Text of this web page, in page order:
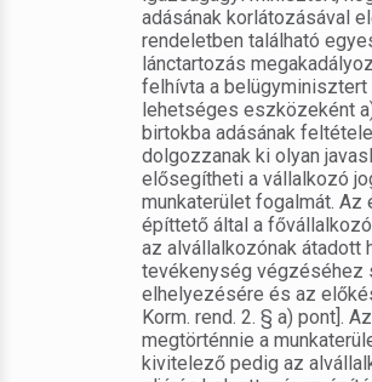
adásának korlátozásával
rendeletben található
lánctartozás
felhívta a
lehetséges eszközeként
birtokba adásának
dolgozzanak ki olyan
elősegítheti a vállalkozó
munkaterület fogalmát.
építtető által a
az alvállalkozónak
tevékenység végzéséhez
elhelyezésére és az
Korm. rend. 2. § a) pont].
megtörténnie a
kivitelező pedig az